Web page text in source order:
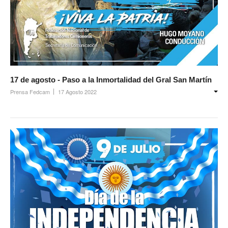
Secretaría de actas
Secretaría gremial
Secretario Tesorero
Secretaría prensa y cultura
Secretaría de Organización
Secretaría de Coord. Política
Secretaría Evol. del Salario
Secretaría de Fiscalización
17 de agosto - Paso a la Inmortalidad del Gral San Martín
Prensa Fedcam 17 Agosto 2022